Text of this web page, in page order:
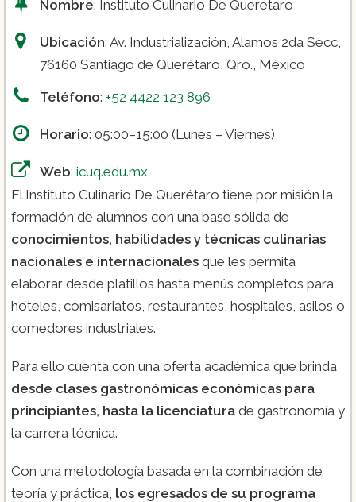
Nombre: Instituto Culinario De Queretaro
Ubicación: Av. Industrialización, Alamos 2da Secc,
76160 Santiago de Querétaro, Qro., México
Teléfono: +52 4422 123 896
Horario: 05:00–15:00 (Lunes – Viernes)
Web: icuq.edu.mx
El Instituto Culinario De Querétaro tiene por misión la
formación de alumnos con una base sólida de
conocimientos, habilidades y técnicas culinarias
nacionales e internacionales que les permita
elaborar desde platillos hasta menús completos para
hoteles, comisariatos, restaurantes, hospitales, asilos o
comedores industriales.
Para ello cuenta con una oferta académica que brinda
desde clases gastronómicas económicas para
principiantes, hasta la licenciatura de gastronomía y
la carrera técnica.
Con una metodología basada en la combinación de
teoría y práctica, los egresados de su programa